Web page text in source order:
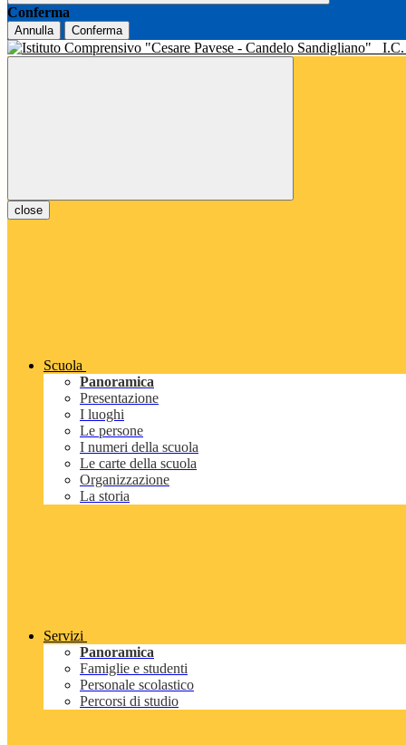
Conferma
Annulla Conferma
I.C.
close
Scuola
Panoramica
Presentazione
I luoghi
Le persone
I numeri della scuola
Le carte della scuola
Organizzazione
La storia
Servizi
Panoramica
Famiglie e studenti
Personale scolastico
Percorsi di studio